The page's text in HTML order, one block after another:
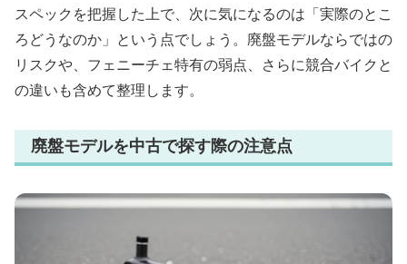
スペックを把握した上で、次に気になるのは「実際のとこ
ろどうなのか」という点でしょう。廃盤モデルならではの
リスクや、フェニーチェ特有の弱点、さらに競合バイクと
の違いも含めて整理します。
廃盤モデルを中古で探す際の注意点